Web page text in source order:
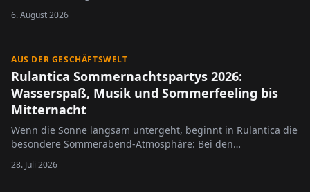
6. August 2026
AUS DER GESCHÄFTSWELT
Rulantica Sommernachtspartys 2026:
Wasserspaß, Musik und Sommerfeeling bis
Mitternacht
Wenn die Sonne langsam untergeht, beginnt in Rulantica die
besondere Sommerabend-Atmosphäre: Bei den
Sommernachtspartys 2026, präsentiert von HITRADIO OHR,
bleibt die Wasserwelt des Europa-Park an vier ausgewählten
28. Juli 2026